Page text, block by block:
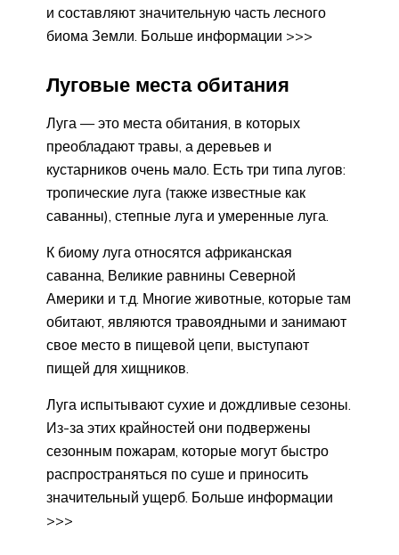
и составляют значительную часть лесного
биома Земли. Больше информации >>>
Луговые места обитания
Луга — это места обитания, в которых
преобладают травы, а деревьев и
кустарников очень мало. Есть три типа лугов:
тропические луга (также известные как
саванны), степные луга и умеренные луга.
К биому луга относятся африканская
саванна, Великие равнины Северной
Америки и т.д. Многие животные, которые там
обитают, являются травоядными и занимают
свое место в пищевой цепи, выступают
пищей для хищников.
Луга испытывают сухие и дождливые сезоны.
Из-за этих крайностей они подвержены
сезонным пожарам, которые могут быстро
распространяться по суше и приносить
значительный ущерб. Больше информации
>>>